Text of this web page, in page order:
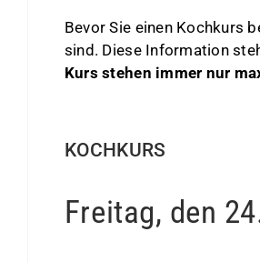
Bevor Sie einen Kochkurs
sind. Diese Information
Kurs stehen immer nur
KOCHKURS
Freitag, den